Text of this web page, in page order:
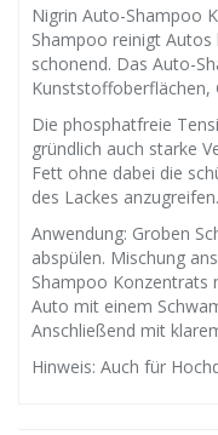
Nigrin Auto-Shampoo
Shampoo reinigt
schonend. Das Auto-
Kunststoffoberflächen,
Die phosphatfreie
gründlich auch starke
Fett ohne dabei die
des Lackes anzugreifen.
Anwendung: Groben
abspülen. Mischung
Shampoo Konzentrats
Auto mit einem
Anschließend mit
Hinweis: Auch für